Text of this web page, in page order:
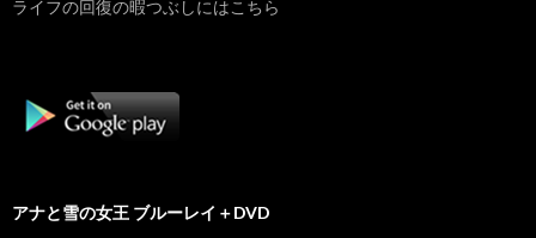
ライフの回復の暇つぶしにはこちら
アナと雪の女王 ブルーレイ＋DVD